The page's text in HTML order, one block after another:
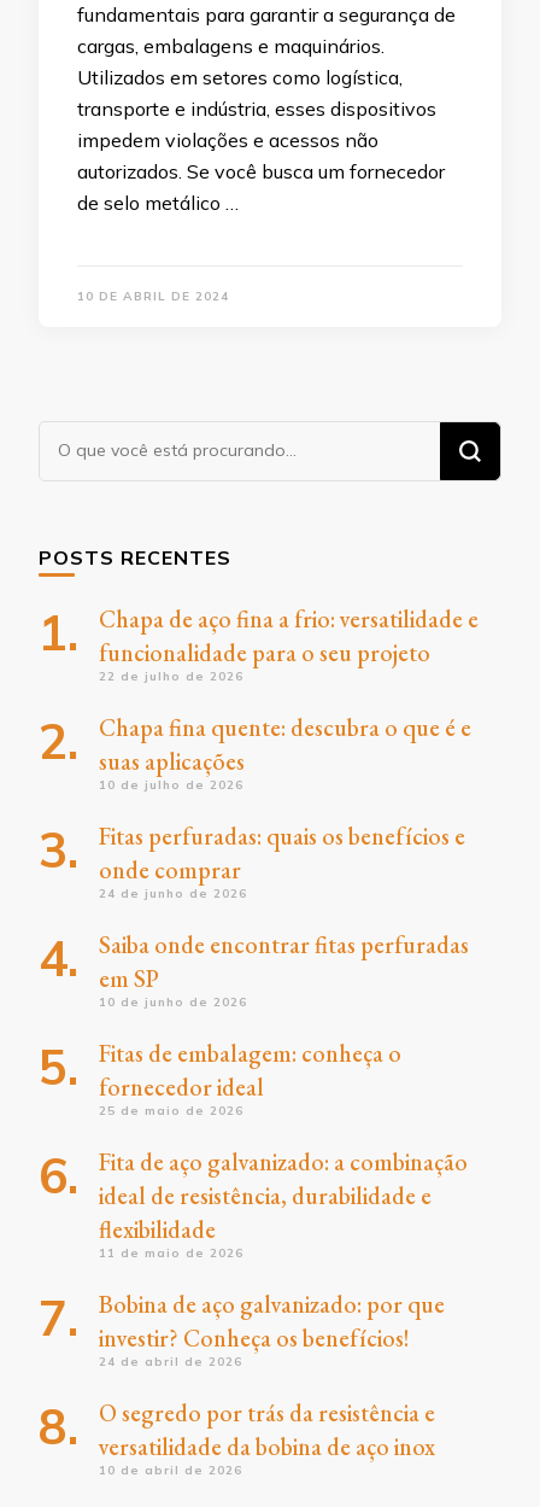
fundamentais para garantir a segurança de
cargas, embalagens e maquinários.
Utilizados em setores como logística,
transporte e indústria, esses dispositivos
impedem violações e acessos não
autorizados. Se você busca um fornecedor
de selo metálico …
10 DE ABRIL DE 2024
Procurando
algo?
POSTS RECENTES
Chapa de aço fina a frio: versatilidade e
funcionalidade para o seu projeto
22 de julho de 2026
Chapa fina quente: descubra o que é e
suas aplicações
10 de julho de 2026
Fitas perfuradas: quais os benefícios e
onde comprar
24 de junho de 2026
Saiba onde encontrar fitas perfuradas
em SP
10 de junho de 2026
Fitas de embalagem: conheça o
fornecedor ideal
25 de maio de 2026
Fita de aço galvanizado: a combinação
ideal de resistência, durabilidade e
flexibilidade
11 de maio de 2026
Bobina de aço galvanizado: por que
investir? Conheça os benefícios!
24 de abril de 2026
O segredo por trás da resistência e
versatilidade da bobina de aço inox
10 de abril de 2026